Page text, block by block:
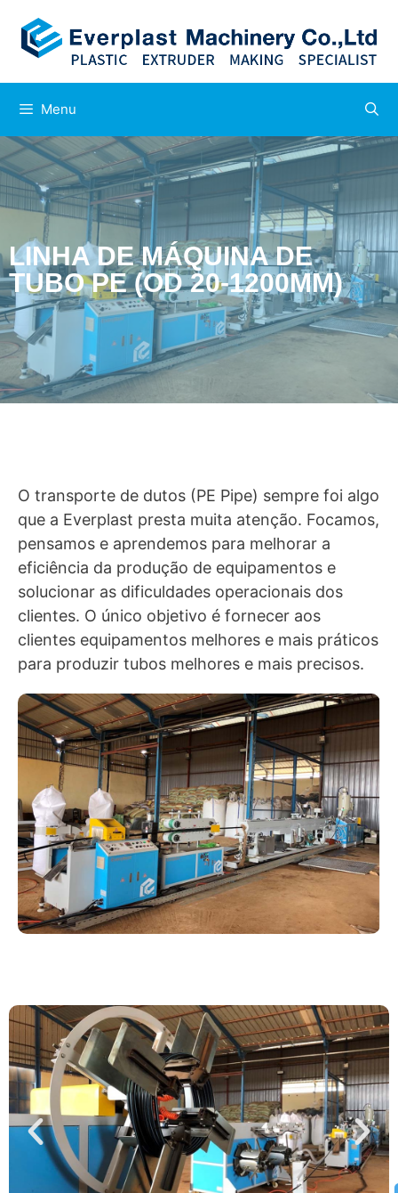
Menu
LINHA DE MÁQUINA DE
TUBO PE (OD 20-1200MM)
O transporte de dutos (PE Pipe) sempre foi algo
que a Everplast presta muita atenção. Focamos,
pensamos e aprendemos para melhorar a
eficiência da produção de equipamentos e
solucionar as dificuldades operacionais dos
clientes. O único objetivo é fornecer aos
clientes equipamentos melhores e mais práticos
para produzir tubos melhores e mais precisos.